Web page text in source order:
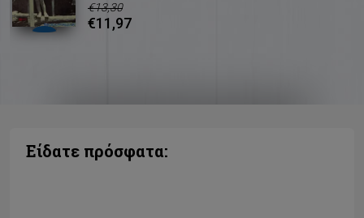
€13,30
€11,97
Είδατε πρόσφατα: